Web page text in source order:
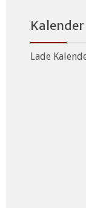
Kalender
Lade